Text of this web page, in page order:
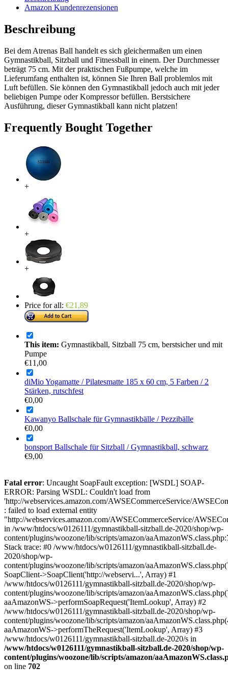
Amazon Kundenrezensionen
Beschreibung
Bei dem Atrenas Ball handelt es sich gleichermaßen um einen
Gymnastikball, Sitzball und Fitnessball in einem. Der Durchmesser
beträgt 75 cm. Mit der praktischen Fußpumpe, welche im
Lieferumfang enthalten ist, können Sie Ihren Ball problemlos mit
Luft befüllen. Sie können den Gymnastikball jedoch auch mit jeder
beliebigen Pumpe oder Kompressor befüllen. Berstsichere
Ausführung, dieser Gymnastikball kann nicht platzen!
Frequently Bought Together
+
+
+
Price for all: €21,89
This item: Gymnastikball, Sitzball 75 cm, berstsicher und mit
Pumpe
€11,00
diMio Yogamatte / Pilatesmatte 185 x 60 cm, 5 Farben / 2
Stärken, rutschfest
€0,00
Kawanyo Ballschale für Gymnastikbälle / Pezzibälle
€0,00
bonsport Ballschale für Sitzball / Gymnastikball, schwarz
€9,00
Fatal error: Uncaught SoapFault exception: [WSDL] SOAP-
ERROR: Parsing WSDL: Couldn't load from
'http://webservices.amazon.com/AWSECommerceService/
: failed to load external entity
"http://webservices.amazon.com/AWSECommerceService/
in /www/htdocs/w0126111/gymnastikball-sitzball.de-2020/shop/wp-
content/plugins/woozone/lib/scripts/amazon/
Stack trace: #0 /www/htdocs/w0126111/gymnastikball-sitzball.de-
2020/shop/wp-
content/plugins/woozone/lib/scripts/amazon/
SoapClient->SoapClient('http://webservi...', Array) #1
/www/htdocs/w0126111/gymnastikball-sitzball.de-2020/shop/wp-
content/plugins/woozone/lib/scripts/amazon/
aaAmazonWS->performSoapRequest('ItemLookup', Array) #2
/www/htdocs/w0126111/gymnastikball-sitzball.de-2020/shop/wp-
content/plugins/woozone/lib/scripts/amazon/
aaAmazonWS->performTheRequest('ItemLookup', Array) #3
/www/htdocs/w0126111/gymnastikball-sitzball.de-2020/s in
/www/htdocs/w0126111/gymnastikball-sitzball.de-2020/shop/wp-
content/plugins/woozone/lib/scripts/amazon/
on line 702